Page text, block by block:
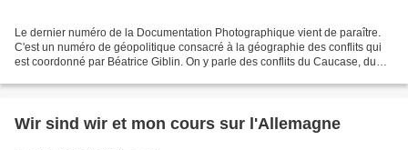
Le dernier numéro de la Documentation Photographique vient de paraître.
C'est un numéro de géopolitique consacré à la géographie des conflits qui
est coordonné par Béatrice Giblin. On y parle des conflits du Caucase, du
Wir sind wir et mon cours sur l'Allemagne